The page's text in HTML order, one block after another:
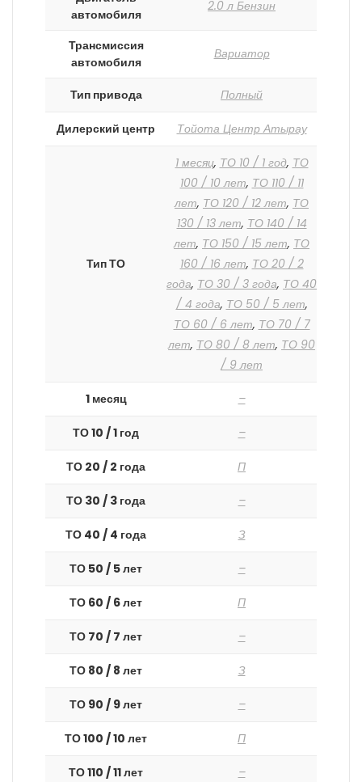
автомобиля
2.0 л Бензин
Трансмиссия
автомобиля
Вариатор
Тип привода Полный
Дилерский центр Тойота Центр Атырау
Тип ТО
1 месяц, ТО 10 / 1 год, ТО
100 / 10 лет, ТО 110 / 11
лет, ТО 120 / 12 лет, ТО
130 / 13 лет, ТО 140 / 14
лет, ТО 150 / 15 лет, ТО
160 / 16 лет, ТО 20 / 2
года, ТО 30 / 3 года, ТО 40
/ 4 года, ТО 50 / 5 лет,
ТО 60 / 6 лет, ТО 70 / 7
лет, ТО 80 / 8 лет, ТО 90
/ 9 лет
1 месяц –
ТО 10 / 1 год –
ТО 20 / 2 года П
ТО 30 / 3 года –
ТО 40 / 4 года З
ТО 50 / 5 лет –
ТО 60 / 6 лет П
ТО 70 / 7 лет –
ТО 80 / 8 лет З
ТО 90 / 9 лет –
ТО 100 / 10 лет П
ТО 110 / 11 лет –